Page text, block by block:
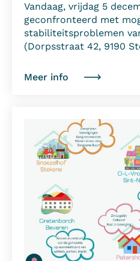
Vandaag, vrijdag 5
geconfronteerd met
stabiliteitsproblemen
(Dorpsstraat 42, 9190
Meer info